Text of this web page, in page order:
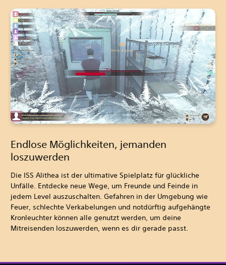
Endlose Möglichkeiten, jemanden
loszuwerden
Die ISS Alithea ist der ultimative Spielplatz für glückliche
Unfälle. Entdecke neue Wege, um Freunde und Feinde in
jedem Level auszuschalten. Gefahren in der Umgebung wie
Feuer, schlechte Verkabelungen und notdürftig aufgehängte
Kronleuchter können alle genutzt werden, um deine
Mitreisenden loszuwerden, wenn es dir gerade passt.